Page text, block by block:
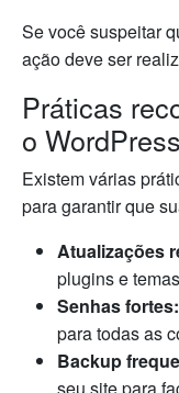
Se você suspeitar
ação deve ser
Práticas
o
Existem várias
para garantir que
Atualizações
plugins e
Senhas fortes:
para todas as
Backup
seu site para